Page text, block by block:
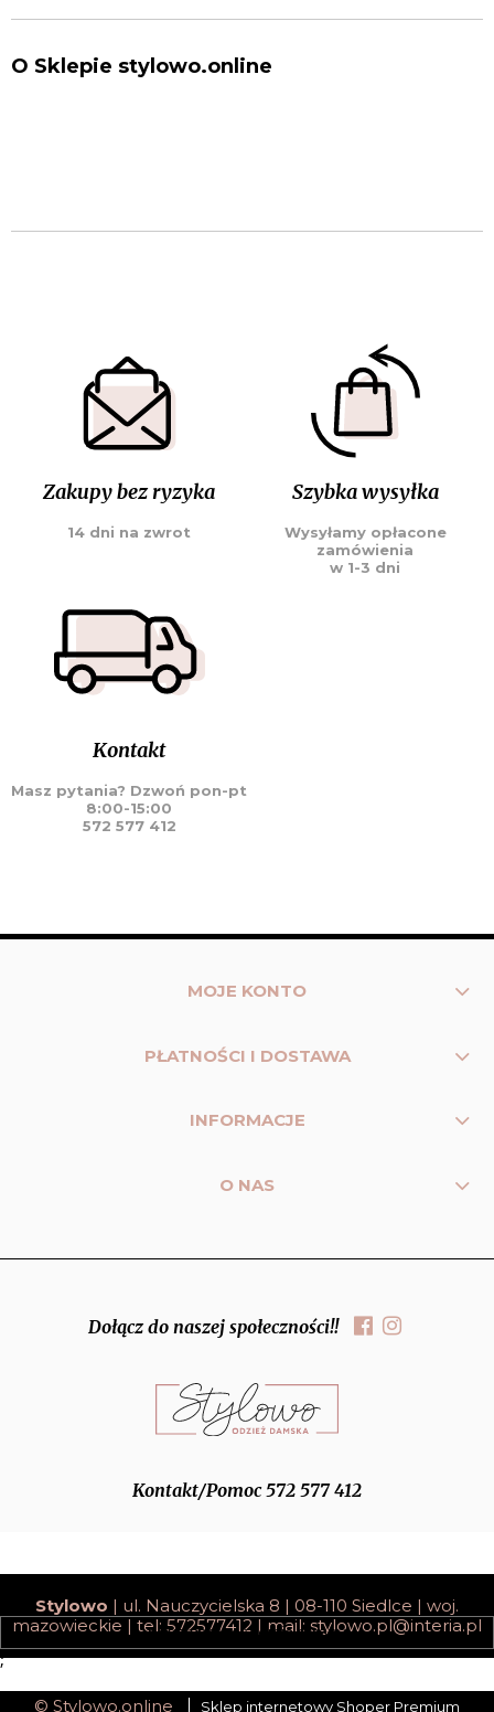
O Sklepie stylowo.online
Zakupy bez ryzyka
14 dni na zwrot
Szybka wysyłka
Wysyłamy opłacone
zamówienia
w 1-3 dni
Kontakt
Masz pytania? Dzwoń pon-pt
8:00-15:00
572 577 412
MOJE KONTO
PŁATNOŚCI I DOSTAWA
INFORMACJE
O NAS
Dołącz do naszej społeczności!!
Kontakt/Pomoc 572 577 412
Stylowo | ul. Nauczycielska 8 | 08-110 Siedlce | woj.
mazowieckie | tel: 572577412 | mail: stylowo.pl@interia.pl
pokaż pełną wersję strony
;
© Stylowo.online Sklep internetowy Shoper Premium